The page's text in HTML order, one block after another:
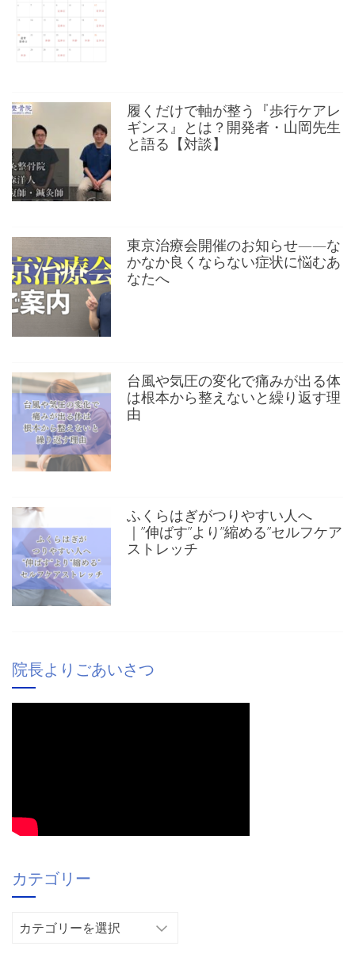
履くだけで軸が整う『歩行ケアレ
ギンス』とは？開発者・山岡先生
と語る【対談】
東京治療会開催のお知らせ——な
かなか良くならない症状に悩むあ
なたへ
台風や気圧の変化で痛みが出る体
は根本から整えないと繰り返す理
由
ふくらはぎがつりやすい人へ
｜”伸ばす”より”縮める”セルフケア
ストレッチ
院長よりごあいさつ
カテゴリー